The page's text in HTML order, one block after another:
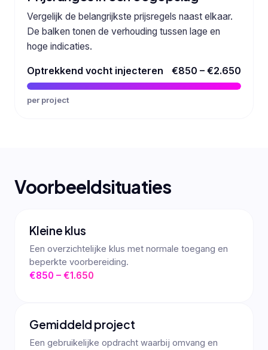
Vergelijk de belangrijkste prijsregels naast elkaar.
De balken tonen de verhouding tussen lage en
hoge indicaties.
Optrekkend vocht injecteren €850 – €2.650
per project
Voorbeeldsituaties
Kleine klus
Een overzichtelijke klus met normale toegang en
beperkte voorbereiding.
€850 – €1.650
Gemiddeld project
Een gebruikelijke opdracht waarbij omvang en